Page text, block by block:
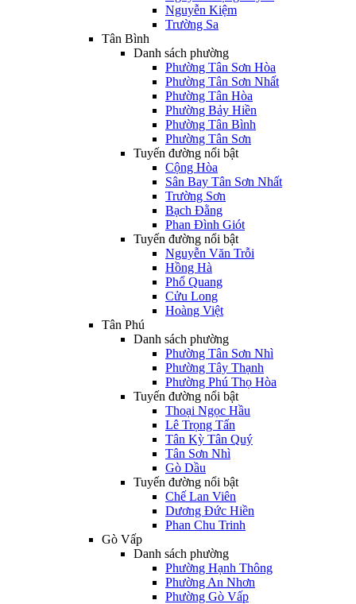
Nguyễn Kiệm
Trường Sa
Tân Bình
Danh sách phường
Phường Tân Sơn Hòa
Phường Tân Sơn Nhất
Phường Tân Hòa
Phường Bảy Hiền
Phường Tân Bình
Phường Tân Sơn
Tuyến đường nổi bật
Cộng Hòa
Sân Bay Tân Sơn Nhất
Trường Sơn
Bạch Đằng
Phan Đình Giót
Tuyến đường nổi bật
Nguyễn Văn Trỗi
Hồng Hà
Phổ Quang
Cửu Long
Hoàng Việt
Tân Phú
Danh sách phường
Phường Tân Sơn Nhì
Phường Tây Thạnh
Phường Phú Thọ Hòa
Tuyến đường nổi bật
Thoại Ngọc Hầu
Lê Trọng Tấn
Tân Kỳ Tân Quý
Tân Sơn Nhì
Gò Dầu
Tuyến đường nổi bật
Chế Lan Viên
Dương Đức Hiền
Phan Chu Trinh
Gò Vấp
Danh sách phường
Phường Hạnh Thông
Phường An Nhơn
Phường Gò Vấp